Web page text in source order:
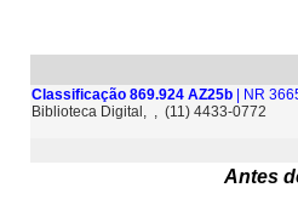
Classificação 869.924 AZ25b | NR
Biblioteca Digital, , (11) 4433-0772
Antes